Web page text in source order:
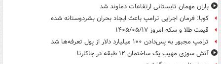
باران مهمان تابستانی ارتفاعات دماوند شد
کوبا: فرمان اجرایی ترامپ باعث ایجاد بحران بشردوستانه شده
قیمت طلا و سکه امروز ۱۴۰۵/۰۵/۱۷
ترامپ مجبور به پس‌دادن ۱۰۰ میلیارد دلار از پول تعرفه‌ها شد
آتش سوزی مهیب یک ساختمان ۱۲ طبقه در جاکارتا